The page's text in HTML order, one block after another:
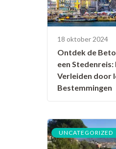
18 oktober 2024
Ontdek de
een Stedenreis:
Verleiden door
Bestemmingen
UNCATEGORIZED